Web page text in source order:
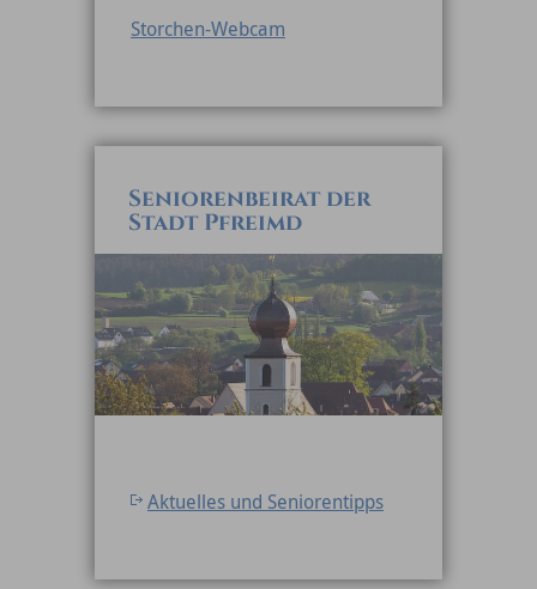
Storchen-Webcam
Seniorenbeirat der
Stadt Pfreimd
Aktuelles und Seniorentipps